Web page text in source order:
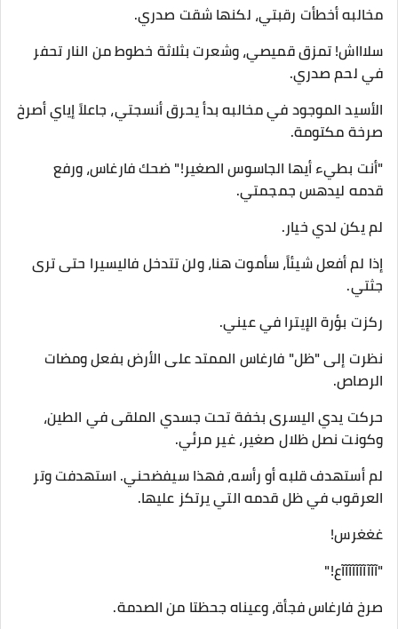
مخالبه أخطأت رقبتي، لكنها شقت صدري.
سلاااش! تمزق قميصي، وشعرت بثلاثة خطوط من النار تحفر
في لحم صدري.
الأسيد الموجود في مخالبه بدأ يحرق أنسجتي، جاعلاً إياي أصرخ
صرخة مكتومة.
​"أنت بطيء أيها الجاسوس الصغير!" ضحك فارغاس، ورفع
قدمه ليدهس جمجمتي.
​لم يكن لدي خيار.
إذا لم أفعل شيئاً، سأموت هنا، ولن تتدخل فاليسيرا حتى ترى
جثتي.
​ركزت بؤرة الإيترا في عيني.
نظرت إلى "ظل" فارغاس الممتد على الأرض بفعل ومضات
الرصاص.
​حركت يدي اليسرى بخفة تحت جسدي الملقى في الطين،
وكونت نصل ظلال صغير، غير مرئي.
لم أستهدف قلبه أو رأسه، فهذا سيفضحني. استهدفت وتر
العرقوب في ظل قدمه التي يرتكز عليها.
​غغغرس!
​"آآآآآآآآآآع!"
​صرخ فارغاس فجأة، وعيناه جحظتا من الصدمة.